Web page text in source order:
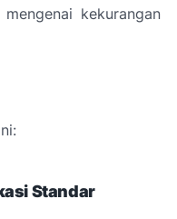
kekurangan
Standar